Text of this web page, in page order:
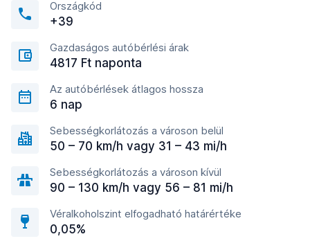
Országkód
+39
Gazdaságos autóbérlési árak
4817 Ft naponta
Az autóbérlések átlagos hossza
6 nap
Sebességkorlátozás a városon belül
50 – 70 km/h vagy 31 – 43 mi/h
Sebességkorlátozás a városon kívül
90 – 130 km/h vagy 56 – 81 mi/h
Véralkoholszint elfogadható határértéke
0,05%